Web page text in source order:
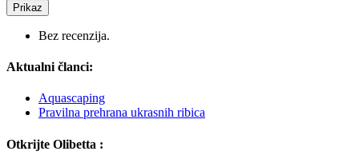
Prikaz
Bez recenzija.
Aktualni članci:
Aquascaping
Pravilna prehrana ukrasnih ribica
Otkrijte Olibetta :